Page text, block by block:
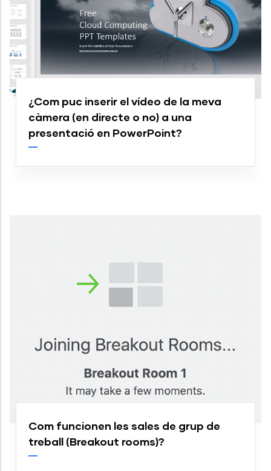
¿Com puc inserir el vídeo de la meva
càmera (en directe o no) a una
presentació en PowerPoint?
Com funcionen les sales de grup de
treball (Breakout rooms)?